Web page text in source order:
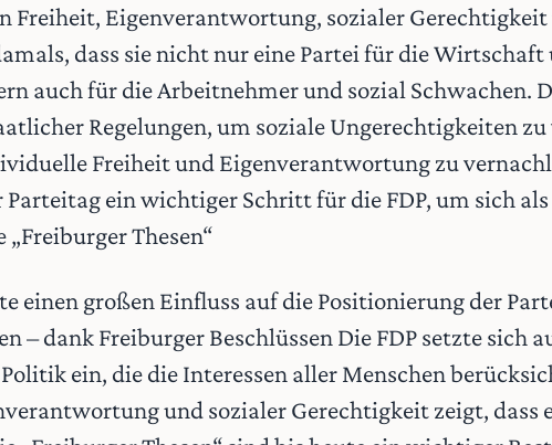
Freiheit, Eigenverantwortung, sozialer
dass sie nicht nur eine Partei für die
auch für die Arbeitnehmer und sozial Schwachen.
Regelungen, um soziale Ungerechtigkeiten
Freiheit und Eigenverantwortung zu
Parteitag ein wichtiger Schritt für die FDP, um sich
Thesen“
einen großen Einfluss auf die Positionierung der
– dank Freiburger Beschlüssen Die FDP setzte sich
ein, die die Interessen aller Menschen
und sozialer Gerechtigkeit zeigt, dass